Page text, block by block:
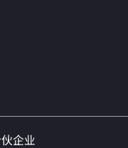
企业